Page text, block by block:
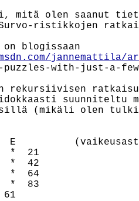
mitä olen saanut
ristikkojen
jannemattila/
puzzles-with-just-a-
rekursiivisen
suunniteltu
sillä (mikäli olen
E
*  21
*  42
*  64
*  83
61